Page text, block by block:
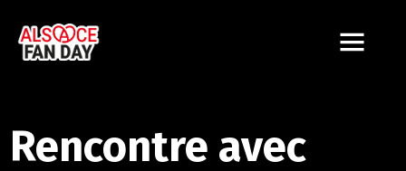
Rencontre avec